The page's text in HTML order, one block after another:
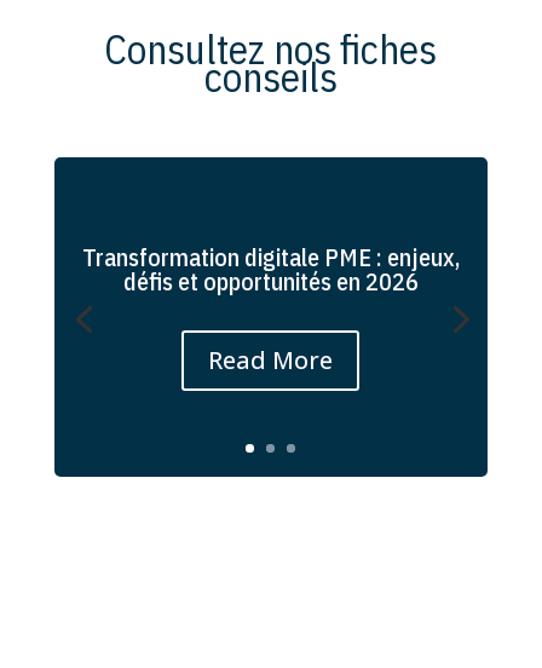
Consultez nos fiches
conseils
Transformation digitale PME : enjeux,
défis et opportunités en 2026
Read More